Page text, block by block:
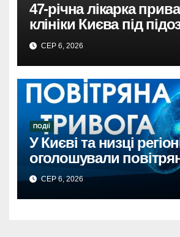
47-річна лікарка
клініки Києва під
недбалість поставила
загрозу життя пацієнта
СЕР 6, 2026
ПОДІЇ
У Києві та низці
оголошували
тривогу через загрозу
балістикиПовітряна
Києві та регіонах:
СЕР 6, 2026